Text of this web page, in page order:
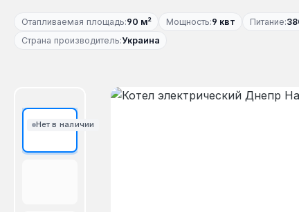
Отапливаемая площадь:90 м² Мощность:9 квт Питание:
Страна производитель:Украина
Нет в наличии
Пропустить галерею изображений